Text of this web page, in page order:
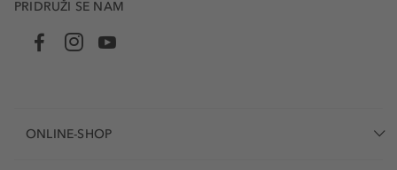
PRIDRUŽI SE NAM
ONLINE-SHOP